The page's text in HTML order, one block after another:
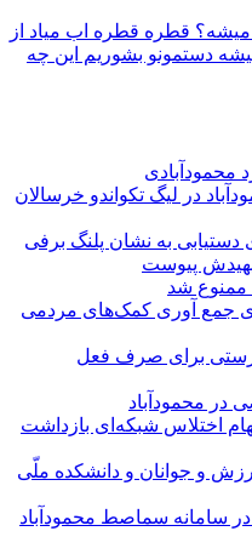
قطره قطره اب میاد از
دستمونو بشوریم این چه
محمودآبادی
در لیگ تکواندو خرسالان
دستیابی به نشان پلنگ برفی
پیوست
ممنوع شد
جمع آوری کمک‌های مردمی
برای صرف فعل
محمودآباد
اختلاس شبکه‌ای بازداشت
و جوانان و دانشکده ملّی
در سامانه سماصط محمودآباد